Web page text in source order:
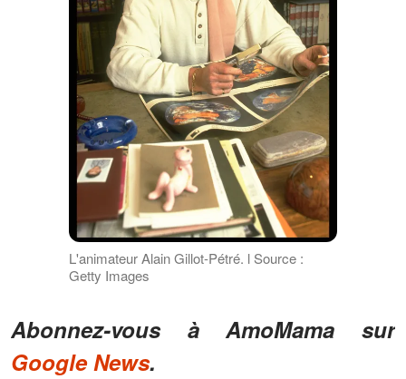
L'animateur Alain Gillot-Pétré. l Source :
Getty Images
Abonnez-vous à AmoMama sur
Google News.